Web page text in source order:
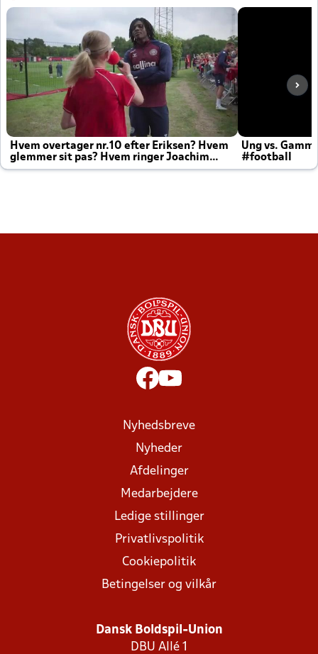
Hvem overtager nr.10 efter Eriksen? Hvem
glemmer sit pas? Hvem ringer Joachim
altid til efter kampe?
Ung vs.
#football
Nyhedsbreve
Nyheder
Afdelinger
Medarbejdere
Ledige stillinger
Privatlivspolitik
Cookiepolitik
Betingelser og vilkår
Dansk Boldspil-Union
DBU Allé 1